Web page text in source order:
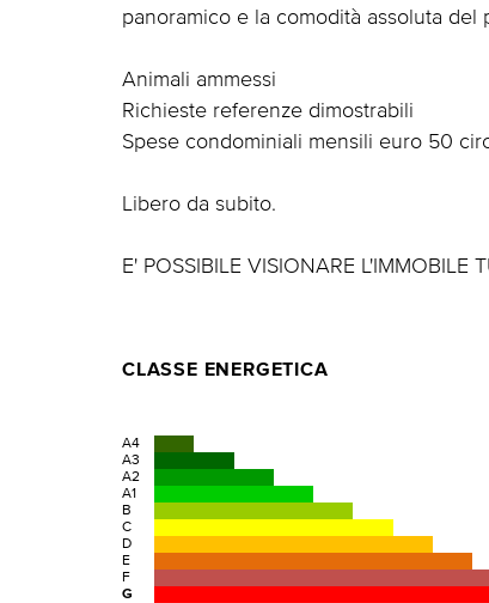
panoramico e la comodità assoluta del
Animali ammessi
Richieste referenze dimostrabili
Spese condominiali mensili euro 50
Libero da subito.
E' POSSIBILE VISIONARE L'IMMOBILE
CLASSE ENERGETICA
A4
A3
A2
A1
B
C
D
E
F
G